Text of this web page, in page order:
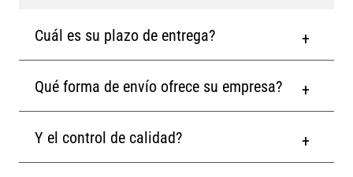
Cuál es su plazo de entrega?
Qué forma de envío ofrece su empresa?
Y el control de calidad?